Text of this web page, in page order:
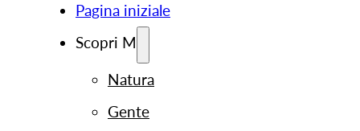
Pagina iniziale
Scopri M
Natura
Gente